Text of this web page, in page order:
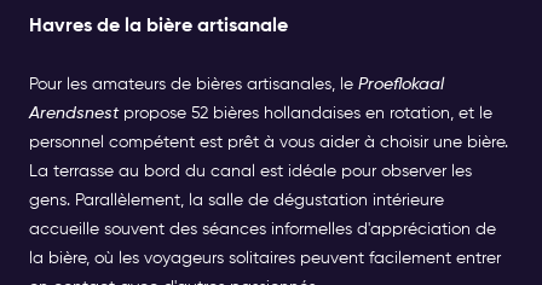
Havres de la bière artisanale
Pour les amateurs de bières artisanales, le Proeflokaal
Arendsnest propose 52 bières hollandaises en rotation, et le
personnel compétent est prêt à vous aider à choisir une bière.
La terrasse au bord du canal est idéale pour observer les
gens. Parallèlement, la salle de dégustation intérieure
accueille souvent des séances informelles d'appréciation de
la bière, où les voyageurs solitaires peuvent facilement entrer